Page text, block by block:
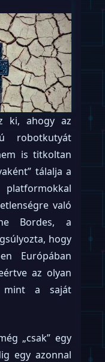
ki, ahogy az
robotkutyát
is titkoltan
tálalja a
való
Bordes, a
hogy
Európában
az olyan
mint a saját
„csak” egy
egy azonnal